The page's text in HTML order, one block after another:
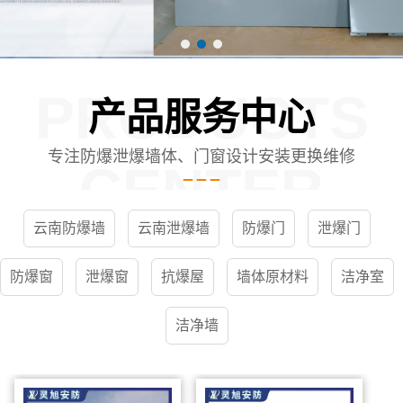
产品服务中心
PRODUCTS
CENTER
专注防爆泄爆墙体、门窗设计安装更换维修
云南防爆墙 云南泄爆墙 防爆门 泄爆门
防爆窗 泄爆窗 抗爆屋 墙体原材料 洁净室
洁净墙